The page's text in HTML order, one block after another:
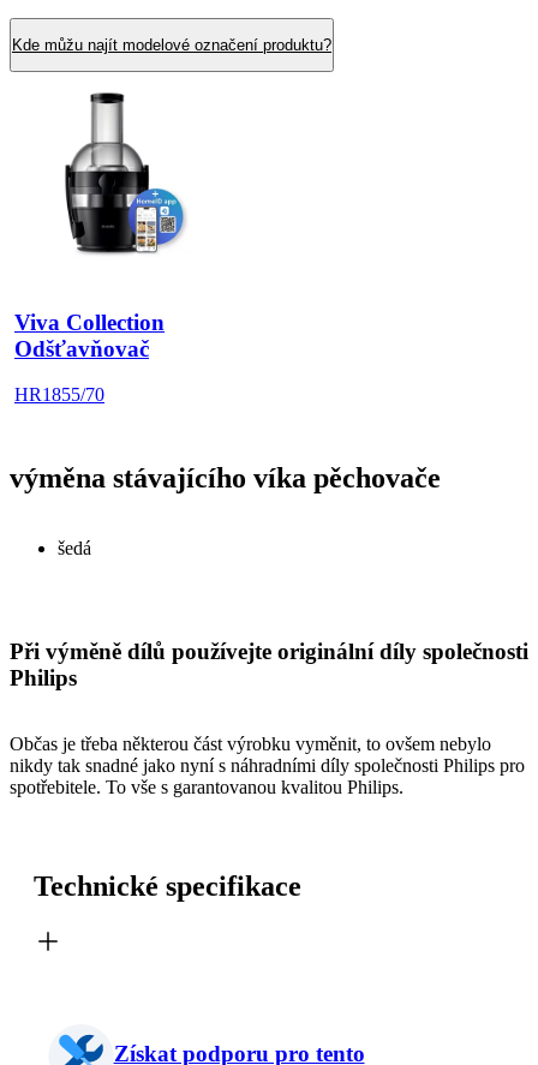
Kde můžu najít modelové označení produktu?
Viva Collection
Odšťavňovač
HR1855/70
výměna stávajícího víka pěchovače
šedá
Při výměně dílů používejte originální díly společnosti
Philips
Občas je třeba některou část výrobku vyměnit, to ovšem nebylo
nikdy tak snadné jako nyní s náhradními díly společnosti Philips pro
spotřebitele. To vše s garantovanou kvalitou Philips.
Technické specifikace
Získat podporu pro tento